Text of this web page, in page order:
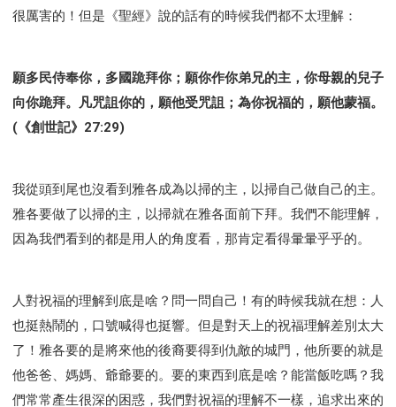
很厲害的！但是《聖經》說的話有的時候我們都不太理解：
願多民侍奉你，多國跪拜你；願你作你弟兄的主，你母親的兒子
向你跪拜。凡咒詛你的，願他受咒詛；為你祝福的，願他蒙福。
(《創世記》27:29)
我從頭到尾也沒看到雅各成為以掃的主，以掃自己做自己的主。
雅各要做了以掃的主，以掃就在雅各面前下拜。我們不能理解，
因為我們看到的都是用人的角度看，那肯定看得暈暈乎乎的。
人對祝福的理解到底是啥？問一問自己！有的時候我就在想：人
也挺熱鬧的，口號喊得也挺響。但是對天上的祝福理解差別太大
了！雅各要的是將來他的後裔要得到仇敵的城門，他所要的就是
他爸爸、媽媽、爺爺要的。要的東西到底是啥？能當飯吃嗎？我
們常常產生很深的困惑，我們對祝福的理解不一樣，追求出來的